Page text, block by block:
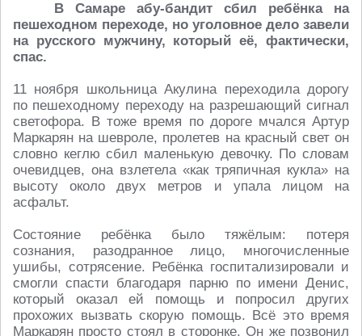
В Самаре абу-бандит сбил ребёнка на
пешеходном переходе, но уголовное дело завели
на русского мужчину, который её, фактически,
спас.
11 ноября школьница Акулина переходила дорогу
по пешеходному переходу на разрешающий сигнал
светофора. В тоже время по дороге мчался Артур
Маркарян на шевроле, пролетев на красный свет он
словно кеглю сбил маленькую девочку. По словам
очевидцев, она взлетела «как тряпичная кукла» на
высоту около двух метров и упала лицом на
асфальт.
Состояние ребёнка было тяжёлым: потеря
сознания, разодранное лицо, многочисленные
ушибы, сотрясение. Ребёнка госпитализировали и
смогли спасти благодаря парню по имени Денис,
который оказал ей помощь и попросил других
прохожих вызвать скорую помощь. Всё это время
Маркарян просто стоял в сторонке. Он же позвонил